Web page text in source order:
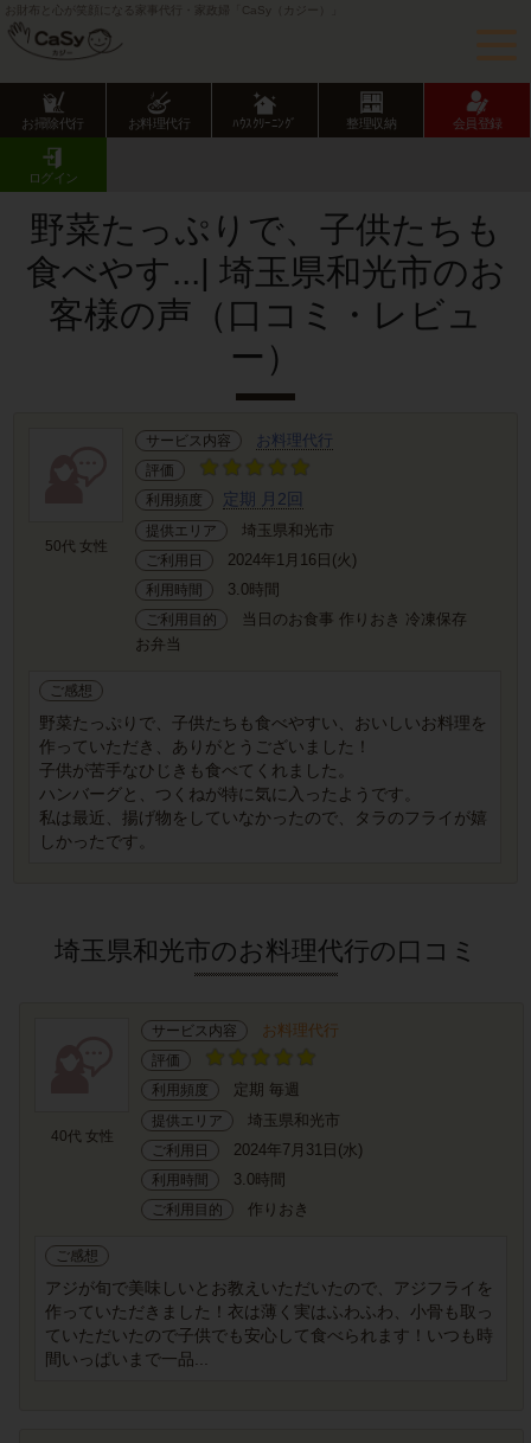
お財布と心が笑顔になる家事代行・家政婦「CaSy（カジー）」
お掃除代行 お料理代行 ﾊｳｽｸﾘｰﾆﾝｸﾞ 整理収納 会員登録
ログイン
CaSy TOP
お客様の声･口コミ詳細
野菜たっぷりで、子供たちも
食べやす...| 埼玉県和光市のお
客様の声（口コミ・レビュ
ー）
50代 女性
サービス内容 お料理代行
評価
利用頻度
定期 月2回
提供エリア 埼玉県和光市
ご利用日 2024年1月16日(火)
利用時間 3.0時間
ご利用目的
当日のお食事 作りおき 冷凍保存
お弁当
ご感想
野菜たっぷりで、子供たちも食べやすい、おいしいお料理を
作っていただき、ありがとうございました！
子供が苦手なひじきも食べてくれました。
ハンバーグと、つくねが特に気に入ったようです。
私は最近、揚げ物をしていなかったので、タラのフライが嬉
しかったです。
埼玉県和光市のお料理代行の口コミ
40代 女性
サービス内容 お料理代行
評価
利用頻度
定期 毎週
提供エリア 埼玉県和光市
ご利用日 2024年7月31日(水)
利用時間 3.0時間
ご利用目的 作りおき
ご感想
アジが旬で美味しいとお教えいただいたので、アジフライを
作っていただきました！衣は薄く実はふわふわ、小骨も取っ
ていただいたので子供でも安心して食べられます！いつも時
間いっぱいまで一品...